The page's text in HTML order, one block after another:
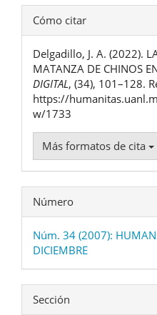
Detalles
del
artículo
Cómo citar
Delgadillo, J. A. (2022).
MATANZA DE CHINOS
DIGITAL, (34), 101–128.
https://
w/1733
Más formatos de cita
Número
Núm. 34 (2007):
DICIEMBRE
Sección